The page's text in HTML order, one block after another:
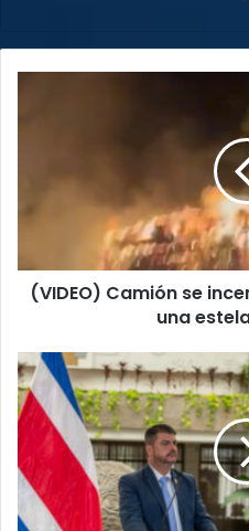
Ruta
y
deja
de
fuego
(VIDEO) Camión se
una
TSE
acoge
amparo
contra
Chaves
y
Zamora
por